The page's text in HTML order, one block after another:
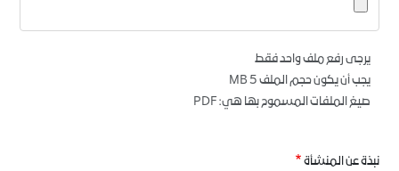
يرجى رفع ملف واحد فقط
يجب أن يكون حجم الملف 5 MB
صيغ الملفات المسموح بها هي: PDF
نبذة عن المنشأة